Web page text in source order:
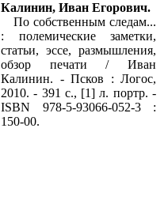
Калинин, Иван Егорович.
По собственным следам...
: полемические заметки,
статьи, эссе, размышления,
обзор печати / Иван
Калинин. - Псков : Логос,
2010. - 391 с., [1] л. портр. -
ISBN 978-5-93066-052-3 :
150-00.